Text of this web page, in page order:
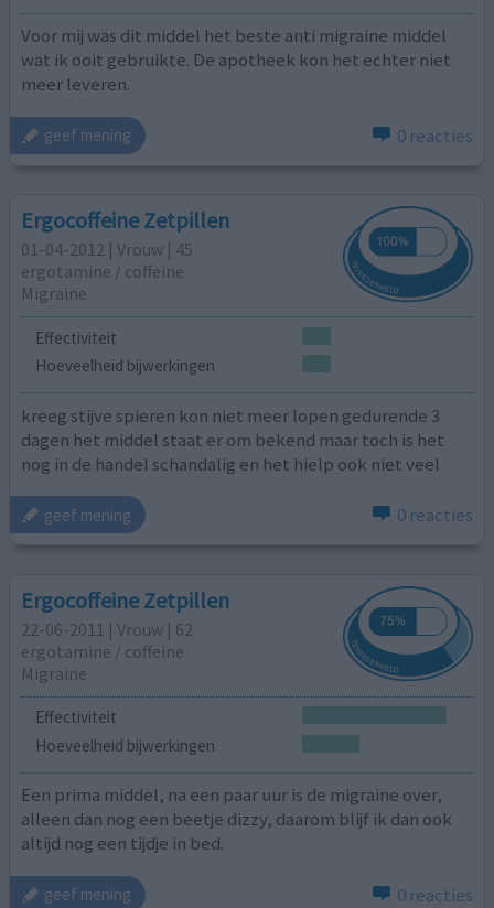
Voor mij was dit middel het beste anti migraine middel
wat ik ooit gebruikte. De apotheek kon het echter niet
meer leveren.
geef mening 0 reacties
Ergocoffeine Zetpillen
01-04-2012 | Vrouw | 45
ergotamine / coffeine
Migraine
Effectiviteit
Hoeveelheid bijwerkingen
kreeg stijve spieren kon niet meer lopen gedurende 3
dagen het middel staat er om bekend maar toch is het
nog in de handel schandalig en het hielp ook niet veel
geef mening 0 reacties
Ergocoffeine Zetpillen
22-06-2011 | Vrouw | 62
ergotamine / coffeine
Migraine
Effectiviteit
Hoeveelheid bijwerkingen
Een prima middel, na een paar uur is de migraine over,
alleen dan nog een beetje dizzy, daarom blijf ik dan ook
altijd nog een tijdje in bed.
geef mening 0 reacties